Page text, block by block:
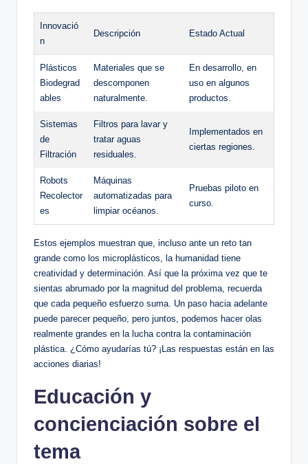
Innovació
n
Descripción Estado Actual
Plásticos
Biodegrad
ables
Materiales que se
descomponen
naturalmente.
En desarrollo, en
uso en algunos
⁣productos.
Sistemas
de
Filtración
Filtros para lavar y
tratar aguas
residuales.
Implementados en
ciertas regiones.
Robots
Recolector
es
Máquinas
automatizadas para
limpiar océanos.
Pruebas piloto ‍en
curso.
Estos ejemplos muestran que, incluso ante un reto tan
grande como los microplásticos, la humanidad tiene
creatividad⁢ y determinación.‌ Así que‍ la próxima⁢ vez que te
sientas⁢ abrumado por la magnitud del problema, recuerda
que cada​ pequeño esfuerzo suma. Un paso hacia adelante
puede ⁣parecer pequeño, pero juntos, podemos hacer olas
realmente grandes⁣ en la ⁣lucha contra la contaminación
plástica. ¿Cómo ayudarías tú? ¡Las ⁢respuestas están en las
acciones diarias!
Educación y
concienciación sobre el
⁣tema